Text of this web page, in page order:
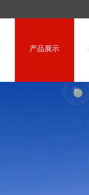
产品展示